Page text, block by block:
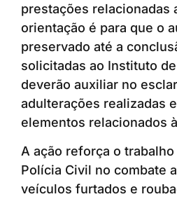
prestações relacionadas
orientação é para que o
preservado até a
solicitadas ao Instituto
deverão auxiliar no
adulterações realizadas
elementos relacionados
A ação reforça o
Polícia Civil no combate
veículos furtados e